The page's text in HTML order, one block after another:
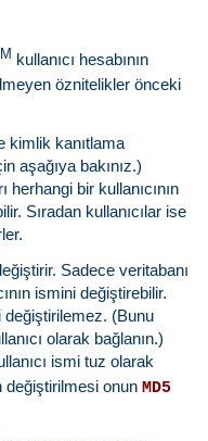
TM kullanıcı hesabının
öznitelikler önceki
kimlik kanıtlama
aşağıya bakınız.)
herhangi bir kullanıcının
Sıradan kullanıcılar ise
Sadece veritabanı
ismini değiştirebilir.
değiştirilemez. (Bunu
olarak bağlanın.)
ismi tuz olarak
değiştirilmesi onunMD5